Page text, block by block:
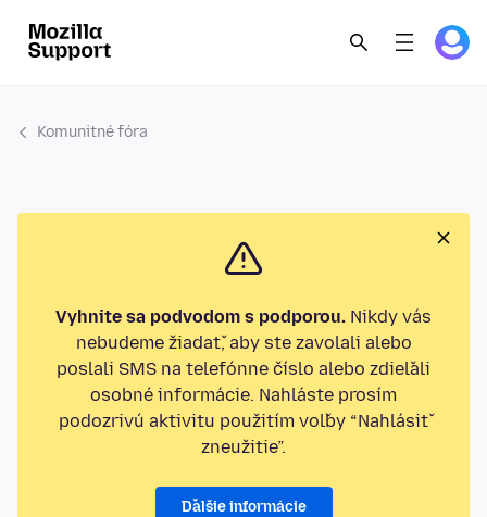
Komunitné fóra
Vyhnite sa podvodom s podporou. Nikdy vás
nebudeme žiadať, aby ste zavolali alebo
poslali SMS na telefónne číslo alebo zdieľali
osobné informácie. Nahláste prosím
podozrivú aktivitu použitím voľby “Nahlásiť
zneužitie”.
Ďalšie informácie